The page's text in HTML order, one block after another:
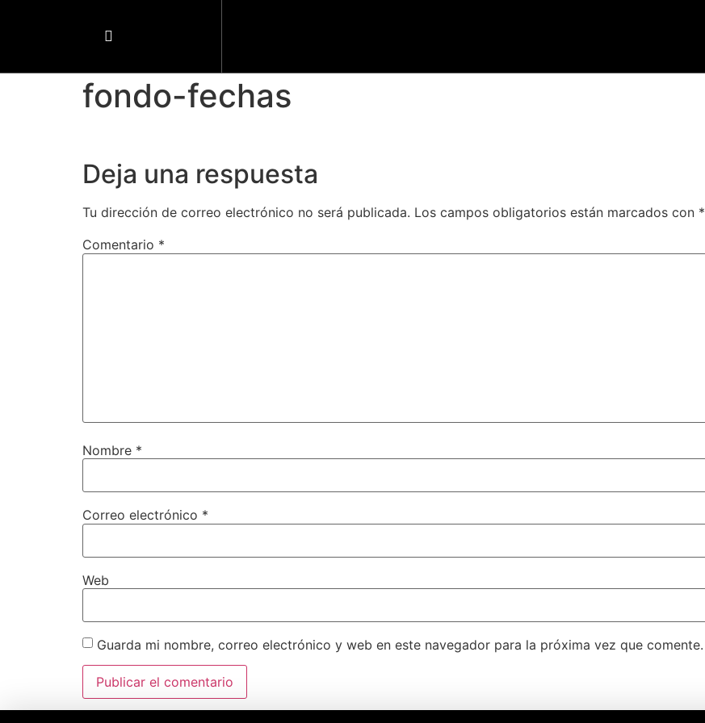
fondo-fechas
Deja una respuesta
Tu dirección de correo electrónico no será publicada. Los campos obligatorios están marcados con *
Comentario *
Nombre *
Correo electrónico *
Web
Guarda mi nombre, correo electrónico y web en este navegador para la próxima vez que comente.